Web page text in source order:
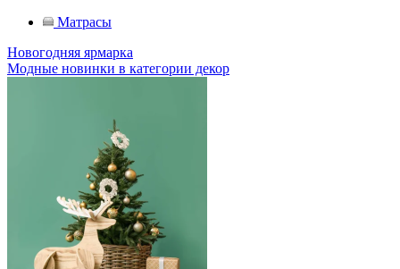
Матрасы
Новогодняя ярмарка
Модные новинки в категории декор